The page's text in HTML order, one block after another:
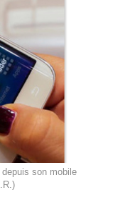
son mobile